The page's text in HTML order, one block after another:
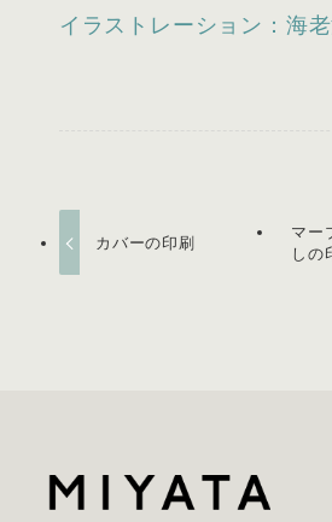
イラストレーション：海
カバーの印刷
マー
しの